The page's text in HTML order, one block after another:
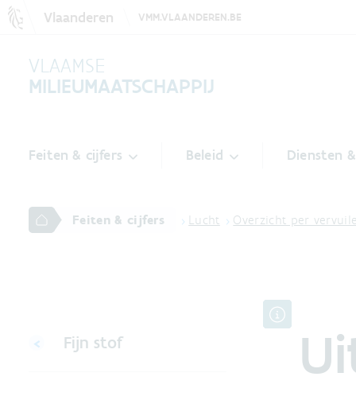
Vlaanderen VMM.VLAANDEREN.BE
VLAAMSE
MILIEUMAATSCHAPPIJ
Feiten & cijfers Beleid Diensten
Feiten & cijfers Lucht Overzicht per
Fijn stof